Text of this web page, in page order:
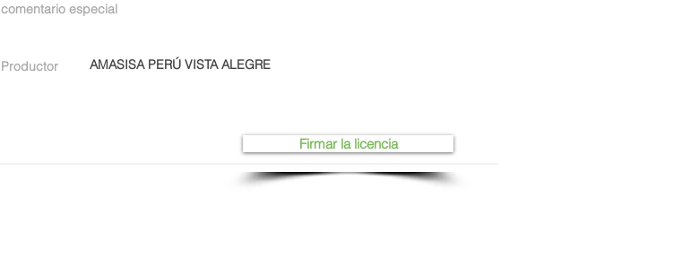
comentario especial
Productor AMASISA PERÚ VISTA ALEGRE
Firmar la licencia